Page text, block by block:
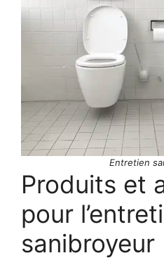
Entretien
Produits et
pour
sanibroyeur